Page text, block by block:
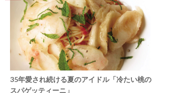
35年愛され続ける夏のアイドル「冷たい桃の
スパゲッティーニ」